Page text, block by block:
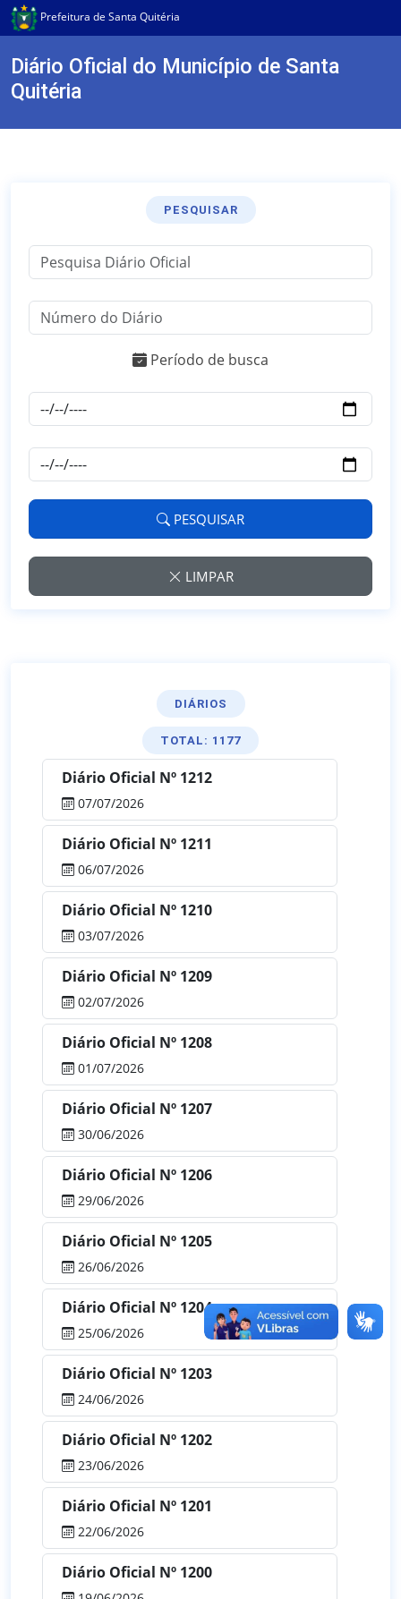
Prefeitura de Santa Quitéria
Diário Oficial do Município de Santa
Quitéria
PESQUISAR
Período de busca
PESQUISAR
LIMPAR
DIÁRIOS
TOTAL: 1177
Diário Oficial Nº 1212
07/07/2026
Diário Oficial Nº 1211
06/07/2026
Diário Oficial Nº 1210
03/07/2026
Diário Oficial Nº 1209
02/07/2026
Diário Oficial Nº 1208
01/07/2026
Diário Oficial Nº 1207
30/06/2026
Diário Oficial Nº 1206
29/06/2026
Diário Oficial Nº 1205
26/06/2026
Diário Oficial Nº 1204
25/06/2026
Diário Oficial Nº 1203
24/06/2026
Diário Oficial Nº 1202
23/06/2026
Diário Oficial Nº 1201
22/06/2026
Diário Oficial Nº 1200